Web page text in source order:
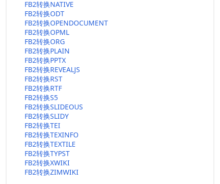
FB2转换NATIVE
FB2转换ODT
FB2转换OPENDOCUMENT
FB2转换OPML
FB2转换ORG
FB2转换PLAIN
FB2转换PPTX
FB2转换REVEALJS
FB2转换RST
FB2转换RTF
FB2转换S5
FB2转换SLIDEOUS
FB2转换SLIDY
FB2转换TEI
FB2转换TEXINFO
FB2转换TEXTILE
FB2转换TYPST
FB2转换XWIKI
FB2转换ZIMWIKI